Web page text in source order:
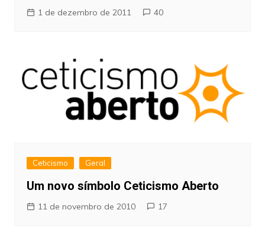
1 de dezembro de 2011 40
Ceticismo Geral
Um novo símbolo Ceticismo Aberto
11 de novembro de 2010 17